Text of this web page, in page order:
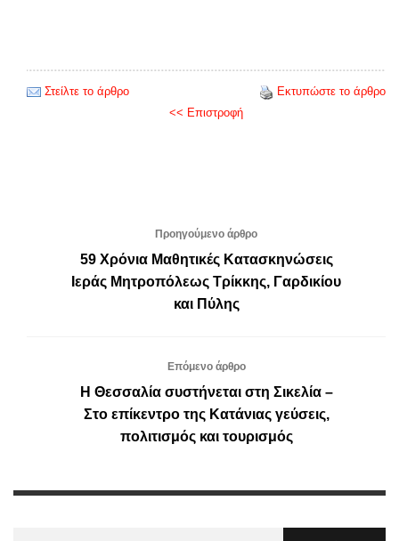
Στείλτε το άρθρο
Εκτυπώστε το άρθρο
<< Επιστροφή
Προηγούμενο άρθρο
59 Χρόνια Μαθητικές Κατασκηνώσεις
Ιεράς Μητροπόλεως Τρίκκης, Γαρδικίου
και Πύλης
Επόμενο άρθρο
Η Θεσσαλία συστήνεται στη Σικελία –
Στο επίκεντρο της Κατάνιας γεύσεις,
πολιτισμός και τουρισμός